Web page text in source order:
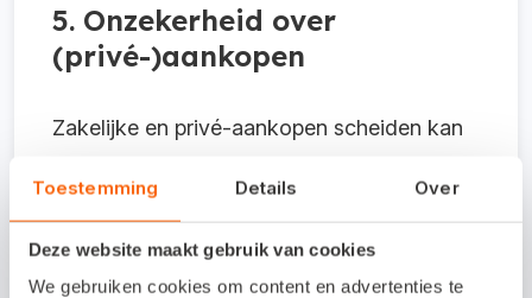
Toestemming Details Over
Deze website maakt gebruik van cookies
We gebruiken cookies om content en advertenties te
5. Onzekerheid over
(privé-)aankopen
Zakelijke en privé-aankopen scheiden kan
ondernemen weet je misschien nog niet
welke aankopen je allemaal zakelijk mag
boeken. Bijvoorbeeld dat ene kopje koffie